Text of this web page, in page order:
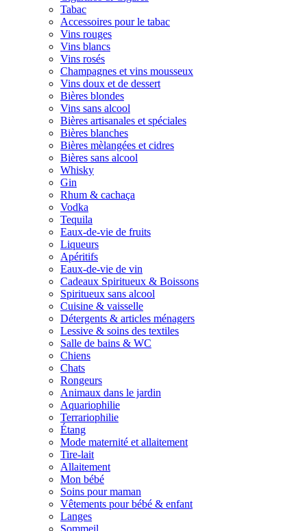
Tabac
Accessoires pour le tabac
Vins rouges
Vins blancs
Vins rosés
Champagnes et vins mousseux
Vins doux et de dessert
Bières blondes
Vins sans alcool
Bières artisanales et spéciales
Bières blanches
Bières mèlangées et cidres
Bières sans alcool
Whisky
Gin
Rhum & cachaça
Vodka
Tequila
Eaux-de-vie de fruits
Liqueurs
Apéritifs
Eaux-de-vie de vin
Cadeaux Spiritueux & Boissons
Spiritueux sans alcool
Cuisine & vaisselle
Détergents & articles ménagers
Lessive & soins des textiles
Salle de bains & WC
Chiens
Chats
Rongeurs
Animaux dans le jardin
Aquariophilie
Terrariophilie
Étang
Mode maternité et allaitement
Tire-lait
Allaitement
Mon bébé
Soins pour maman
Vêtements pour bébé & enfant
Langes
Sommeil